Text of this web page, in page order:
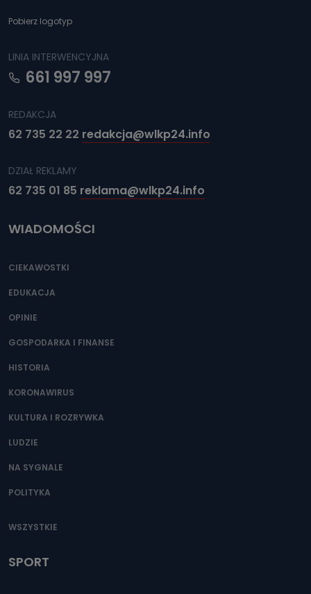
Pobierz logotyp
LINIA INTERWENCYJNA
661 997 997
REDAKCJA
62 735 22 22 redakcja@wlkp24.info
DZIAŁ REKLAMY
62 735 01 85 reklama@wlkp24.info
WIADOMOŚCI
CIEKAWOSTKI
EDUKACJA
OPINIE
GOSPODARKA I FINANSE
HISTORIA
KORONAWIRUS
KULTURA I ROZRYWKA
LUDZIE
NA SYGNALE
POLITYKA
WSZYSTKIE
SPORT